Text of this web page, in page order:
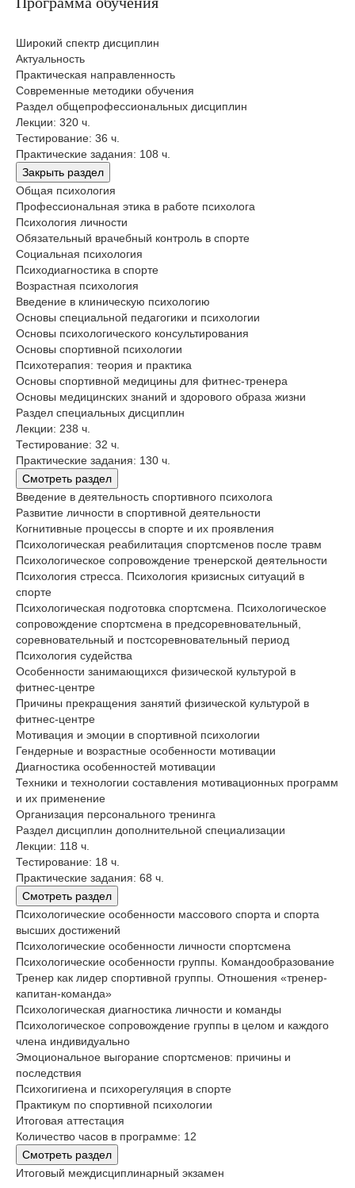
Широкий спектр дисциплин
Актуальность
Практическая направленность
Современные методики обучения
Раздел общепрофессиональных дисциплин
Лекции: 320 ч.
Тестирование: 36 ч.
Практические задания: 108 ч.
Закрыть раздел
Общая психология
Профессиональная этика в работе психолога
Психология личности
Обязательный врачебный контроль в спорте
Социальная психология
Психодиагностика в спорте
Возрастная психология
Введение в клиническую психологию
Основы специальной педагогики и психологии
Основы психологического консультирования
Основы спортивной психологии
Психотерапия: теория и практика
Основы спортивной медицины для фитнес-тренера
Основы медицинских знаний и здорового образа жизни
Раздел специальных дисциплин
Лекции: 238 ч.
Тестирование: 32 ч.
Практические задания: 130 ч.
Смотреть раздел
Введение в деятельность спортивного психолога
Развитие личности в спортивной деятельности
Когнитивные процессы в спорте и их проявления
Психологическая реабилитация спортсменов после травм
Психологическое сопровождение тренерской деятельности
Психология стресса. Психология кризисных ситуаций в
спорте
Психологическая подготовка спортсмена. Психологическое
сопровождение спортсмена в предсоревновательный,
соревновательный и постсоревновательный период
Психология судейства
Особенности занимающихся физической культурой в
фитнес-центре
Причины прекращения занятий физической культурой в
фитнес-центре
Мотивация и эмоции в спортивной психологии
Гендерные и возрастные особенности мотивации
Диагностика особенностей мотивации
Техники и технологии составления мотивационных программ
и их применение
Организация персонального тренинга
Раздел дисциплин дополнительной специализации
Лекции: 118 ч.
Тестирование: 18 ч.
Практические задания: 68 ч.
Смотреть раздел
Психологические особенности массового спорта и спорта
высших достижений
Психологические особенности личности спортсмена
Психологические особенности группы. Командообразование
Тренер как лидер спортивной группы. Отношения «тренер-
капитан-команда»
Психологическая диагностика личности и команды
Психологическое сопровождение группы в целом и каждого
члена индивидуально
Эмоциональное выгорание спортсменов: причины и
последствия
Психогигиена и психорегуляция в спорте
Практикум по спортивной психологии
Итоговая аттестация
Количество часов в программе: 12
Смотреть раздел
Итоговый междисциплинарный экзамен